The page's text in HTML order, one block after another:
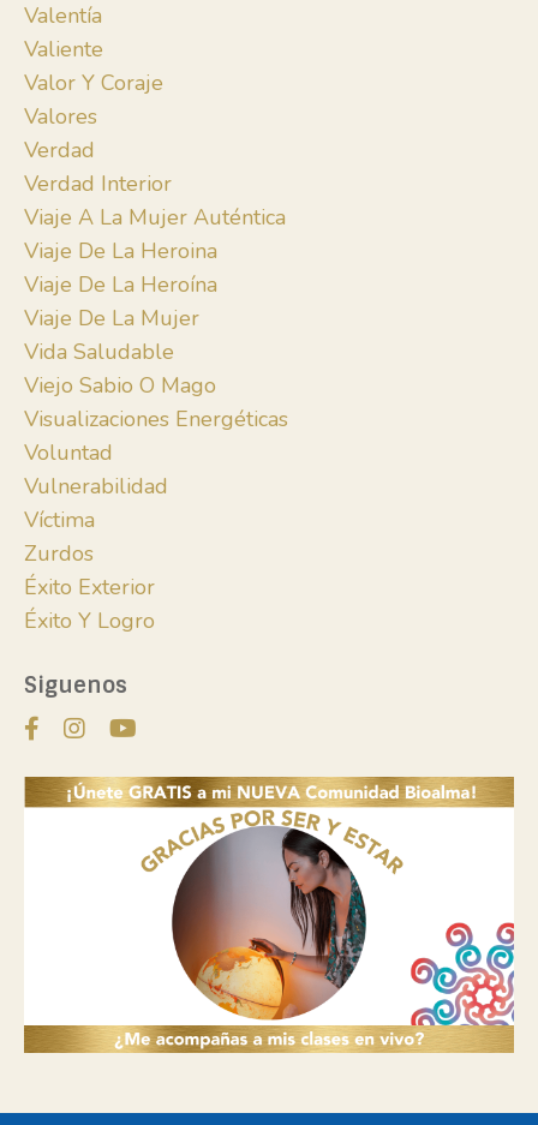
Valentía
Valiente
Valor Y Coraje
Valores
Verdad
Verdad Interior
Viaje A La Mujer Auténtica
Viaje De La Heroina
Viaje De La Heroína
Viaje De La Mujer
Vida Saludable
Viejo Sabio O Mago
Visualizaciones Energéticas
Voluntad
Vulnerabilidad
Víctima
Zurdos
Éxito Exterior
Éxito Y Logro
Siguenos